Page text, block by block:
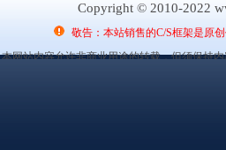
Copyright © 2010-2022
敬告：本站销售的C/S框架是原
本网站内容允许非商业用途的转载，但须保持